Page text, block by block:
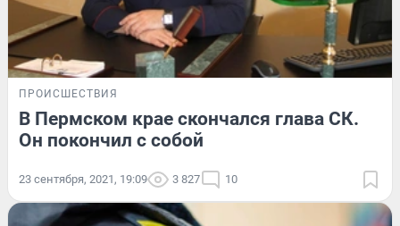
ПРОИСШЕСТВИЯ
В Пермском крае скончался глава СК.
Он покончил с собой
23 сентября, 2021, 19:09 3 827 10